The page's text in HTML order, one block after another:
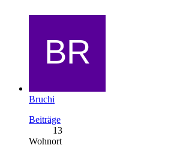
Bruchi
Beiträge
13
Wohnort